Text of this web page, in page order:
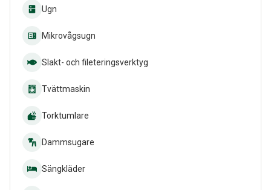
Ugn
Mikrovågsugn
Slakt- och fileteringsverktyg
Tvättmaskin
Torktumlare
Dammsugare
Sängkläder